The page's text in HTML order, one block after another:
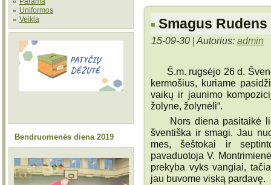
Uniformos
Veikla
Bendruomenės diena 2019
Smagus
15-09-30 | Autorius: admin
Š.m. rugsėjo 26 d.
kermošius, kuriame
vaikų ir jaunimo
žolyne, žolynėli“.
Nors diena pasitaikė
šventiška ir smagi. Jau
mes, šeštokai ir
pavaduotoja V.
prekyba vyks vangiai,
jau buvome viską pardavę.